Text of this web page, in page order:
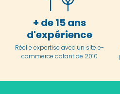
+ de 15 ans
d'expérience
Réelle expertise avec un site e-
commerce datant de 2010